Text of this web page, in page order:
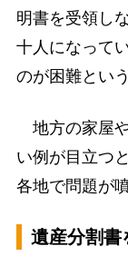
明書を受領し
十人になって
のが困難とい
地方の家屋
い例が目立つ
各地で問題が
遺産分割書